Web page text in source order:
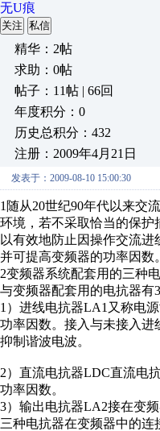
无U痕
关注 私信
精华：2帖
求助：0帖
帖子：11帖 | 66回
年度积分：0
历史总积分：432
注册：2009年4月21日
发表于：2009-08-10 15:00:30
1随从20世纪90年代以来交
环境，若不采取恰当的保
以有效地防止因操作交流
并可提高变频器的功率因
2变频器系统配套用的三种
与变频器配套用的电抗器有3
1）进线电抗器LA1又称电
功率因数。接入与未接入进
抑制谐波电波。
2）直流电抗器LDC直流电
功率因数。
3）输出电抗器LA2接在变
三种电抗器在变频器中的连